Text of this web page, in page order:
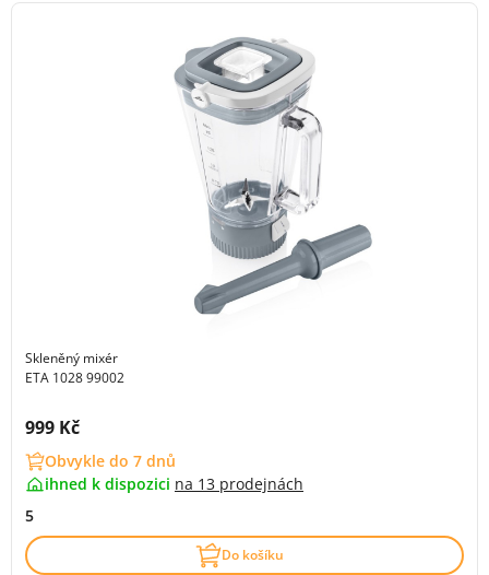
Skleněný mixér
ETA 1028 99002
Cena s DPH:
999 Kč
Obvykle do 7 dnů
ihned k dispozici na 13 prodejnách
5
Do košíku